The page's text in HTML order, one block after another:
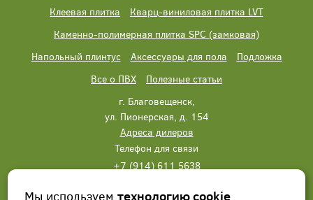
Клеевая плитка
Кварц-виниловая плитка LVT
Каменно-полимерная плитка SPC (замковая)
Напольный плинтус
Аксессуары для пола
Подложка
Все о ПВХ
Полезные статьи
г. Благовещенск,
ул. Пионерская, д. 154
Адреса дилеров
Телефон для связи
+7 (914) 611 5638
Мы используемтехнологию cookie